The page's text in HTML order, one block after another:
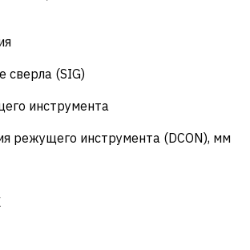
сверла (SIG)
инструмента
режущего инструмента (DCON), мм